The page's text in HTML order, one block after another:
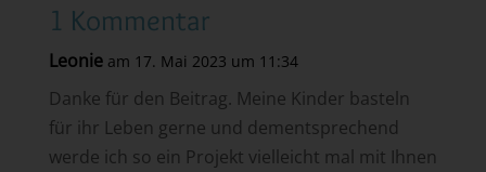
1 Kommentar
Leonie am 17. Mai 2023 um 11:34
Danke für den Beitrag. Meine Kinder basteln
für ihr Leben gerne und dementsprechend
werde ich so ein Projekt vielleicht mal mit Ihnen